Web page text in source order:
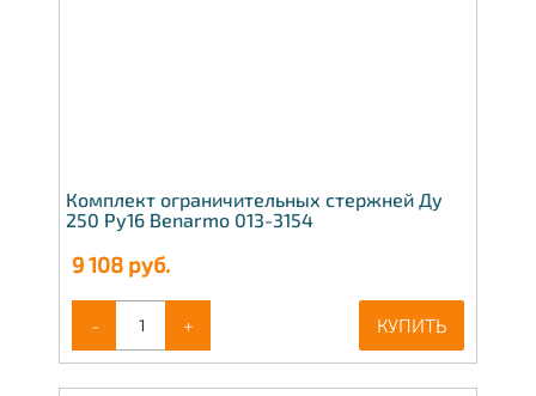
Комплект ограничительных стержней Ду
250 Ру16 Benarmo 013-3154
9 108 руб.
- + КУПИТЬ